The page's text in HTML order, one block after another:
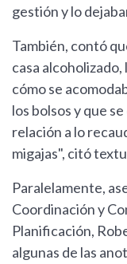
gestión y lo
También, contó
casa
cómo se
los bolsos y que
relación a lo
migajas", citó
Paralelamente,
Coordinación y
Planificación,
algunas de las